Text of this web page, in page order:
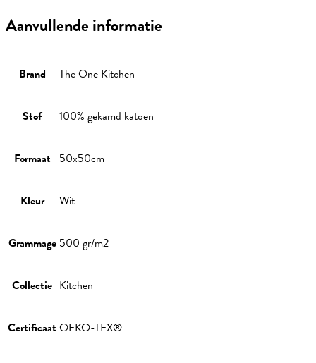
Aanvullende informatie
Brand The One Kitchen
Stof 100% gekamd katoen
Formaat 50x50cm
Kleur Wit
Grammage 500 gr/m2
Collectie Kitchen
Certificaat OEKO-TEX®